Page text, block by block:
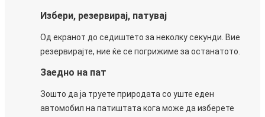
Избери, резервирај, патувај
Од екранот до седиштето за неколку секунди. Вие
резервирајте, ние ќе се погрижиме за останатото.
Заедно на пат
Зошто да ја труете природата со уште еден
автомобил на патиштата кога може да изберете